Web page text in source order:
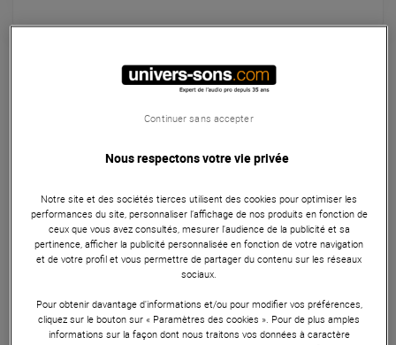
Le microphone Sennheiser XS 1 est un micro dynamique
mV/Pa. Il dispose d'un boîtier robuste, d'un bouton de
dans le mixage. Livré avec pince de micro, étui de transport
et guide de prise en main.
ARTICLE N° 64378
Autres Caractéristiques | Présentation
Nous respectons votre vie privée
Notre site et des sociétés tierces utilisent des cookies pour optimiser les
performances du site, personnaliser l’affichage de nos produits en fonction de
ceux que vous avez consultés, mesurer l'audience de la publicité et sa
pertinence, afficher la publicité personnalisée en fonction de votre navigation
et de votre profil et vous permettre de partager du contenu sur les réseaux
sociaux.
Pour obtenir davantage d'informations et/ou pour modifier vos préférences,
cliquez sur le bouton sur « Paramètres des cookies ». Pour de plus amples
informations sur la façon dont nous traitons vos données à caractère
Continuer sans accepter